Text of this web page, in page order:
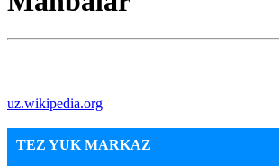
uz.wikipedia.org
TEZ YUK MARKAZ